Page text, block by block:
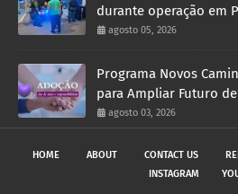
durante operação em
agosto 05, 2026
Programa Novos
para Ampliar Futuro
agosto 03, 2026
HOME ABOUT CONTACT US
INSTAGRAM